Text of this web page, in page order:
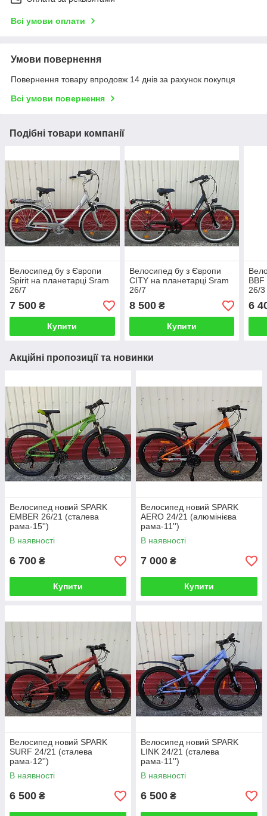
Всі умови оплати
Умови повернення
Повернення товару впродовж 14 днів за рахунок покупця
Всі умови повернення
Подібні товари компанії
Велосипед бу з Європи
Spirit на планетарці Sram
26/7
7 500 ₴
Купити
Велосипед бу з Європи
CITY на планетарці Sram
26/7
8 500₴
Купити
26/3
6
Акційні пропозиції та новинки
Велосипед новий SPARK
EMBER 26/21 (сталева
рама-15'')
В наявності
6 700 ₴
Купити
Велосипед новий SPARK
AERO 24/21 (алюмінієва
рама-11'')
В наявності
7 000 ₴
Купити
Велосипед новий SPARK
SURF 24/21 (сталева
рама-12'')
В наявності
6 500 ₴
Велосипед новий SPARK
LINK 24/21 (сталева
рама-11'')
В наявності
6 500 ₴